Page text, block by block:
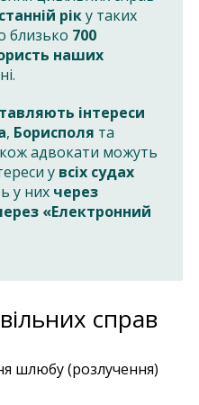
ріку таких
близько 700
наших
інтереси
, Борисполя та
адвокати можуть
у всіх судах
у них через
«Електронний
справ
шлюбу (розлучення)